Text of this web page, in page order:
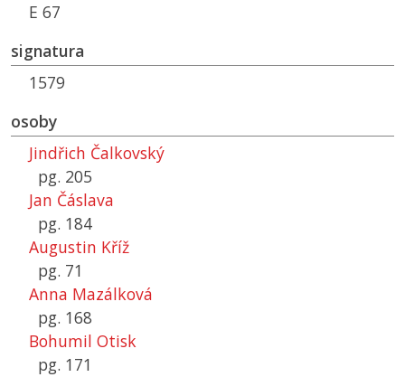
E 67
signatura
1579
osoby
Jindřich Čalkovský
pg. 205
Jan Čáslava
pg. 184
Augustin Kříž
pg. 71
Anna Mazálková
pg. 168
Bohumil Otisk
pg. 171